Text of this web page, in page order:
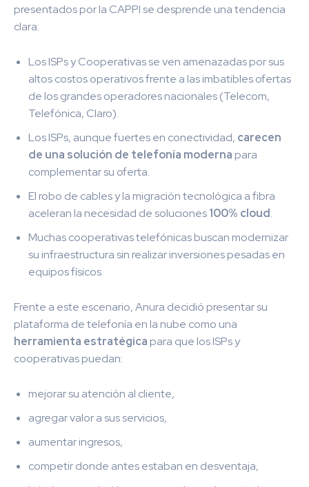
presentados por la CAPPI se desprende una tendencia
clara:
Los ISPs y Cooperativas se ven amenazadas por sus
altos costos operativos frente a las imbatibles ofertas
de los grandes operadores nacionales (Telecom,
Telefónica, Claro).
Los ISPs, aunque fuertes en conectividad, carecen
de una solución de telefonía moderna para
complementar su oferta.
El robo de cables y la migración tecnológica a fibra
aceleran la necesidad de soluciones100% cloud.
Muchas cooperativas telefónicas buscan modernizar
su infraestructura sin realizar inversiones pesadas en
equipos físicos.
Frente a este escenario, Anura decidió presentar su
plataforma de telefonía en la nube como una
herramienta estratégica para que los ISPs y
cooperativas puedan:
mejorar su atención al cliente,
agregar valor a sus servicios,
aumentar ingresos,
competir donde antes estaban en desventaja,